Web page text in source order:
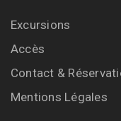
Excursions
Accès
Contact &
Mentions Légales